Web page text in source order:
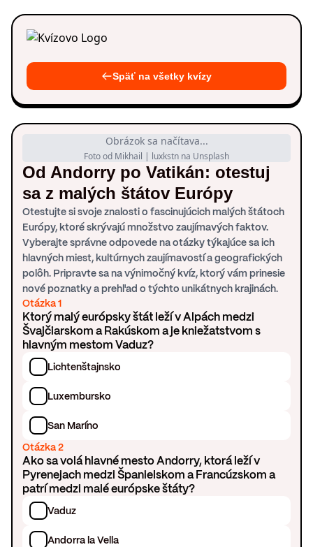
Späť na všetky kvízy
Obrázok sa načítava...
Foto od Mikhail | luxkstn na Unsplash
Od Andorry po Vatikán: otestuj
sa z malých štátov Európy
Otestujte si svoje znalosti o fascinujúcich malých štátoch
Európy, ktoré skrývajú množstvo zaujímavých faktov.
Vyberajte správne odpovede na otázky týkajúce sa ich
hlavných miest, kultúrnych zaujímavostí a geografických
polôh. Pripravte sa na výnimočný kvíz, ktorý vám prinesie
nové poznatky a prehľad o týchto unikátnych krajinách.
Otázka 1
Ktorý malý európsky štát leží v Alpách medzi
Švajčiarskom a Rakúskom a je kniežatstvom s
hlavným mestom Vaduz?
Lichtenštajnsko
Luxembursko
San Maríno
Otázka 2
Ako sa volá hlavné mesto Andorry, ktorá leží v
Pyrenejach medzi Španielskom a Francúzskom a
patrí medzi malé európske štáty?
Vaduz
Andorra la Vella